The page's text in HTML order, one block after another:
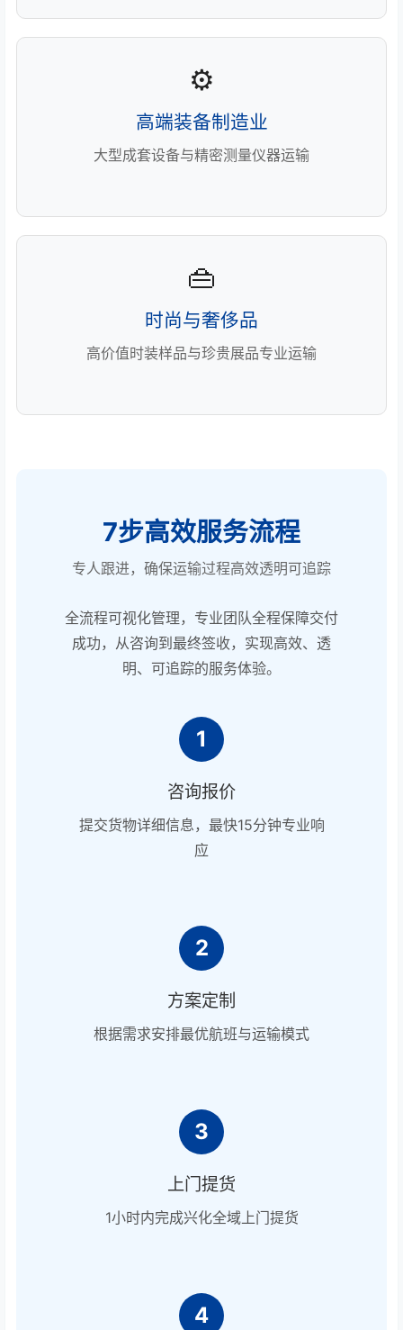
⚙️
高端装备制造业
大型成套设备与精密测量仪器运输
👜
时尚与奢侈品
高价值时装样品与珍贵展品专业运输
7步高效服务流程
专人跟进，确保运输过程高效透明可追踪
全流程可视化管理，专业团队全程保障交付
成功，从咨询到最终签收，实现高效、透
明、可追踪的服务体验。
1
咨询报价
提交货物详细信息，最快15分钟专业响
应
2
方案定制
根据需求安排最优航班与运输模式
3
上门提货
1小时内完成兴化全域上门提货
4